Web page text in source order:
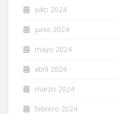
julio 2024
junio 2024
mayo 2024
abril 2024
marzo 2024
febrero 2024